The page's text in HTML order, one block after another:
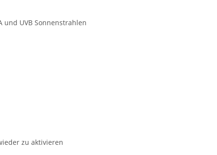
und UVB Sonnenstrahlen
zu aktivieren